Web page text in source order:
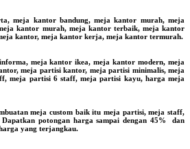
meja kantor bandung, meja kantor murah, meja
kantor murah, meja kantor terbaik, meja kantor
kantor, meja kantor kerja, meja kantor termurah.
meja kantor ikea, meja kantor modern, meja
meja partisi kantor, meja partisi minimalis, meja
meja partisi 6 staff, meja partisi kayu, harga meja
meja custom baik itu meja partisi, meja staff,
potongan harga sampai dengan 45% dan
yang terjangkau.